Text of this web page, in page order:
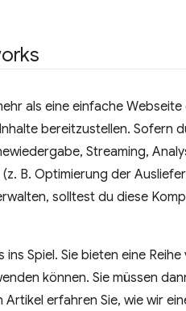
als eine einfache
bereitzustellen. Sofern
Streaming,
B. Optimierung der
solltest du diese
Spiel. Sie bieten eine
können. Sie müssen
erfahren Sie, wie wir